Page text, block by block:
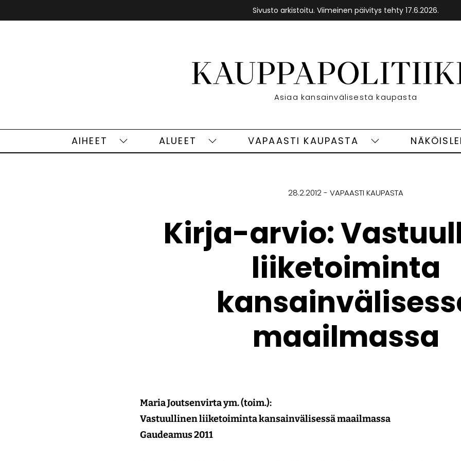
Sivusto arkistoitu. Viimeinen päivitys tehty 17.6.2026.
Etusivu
Asiaa kansainvälisestä kaupasta
AIHEET
Aiheet
ALUEET
Alueet
VAPAASTI KAUPASTA
Vapaasti
28.2.2012 VAPAASTI KAUPASTA
Kirja-arvio:
liiketoiminta
maailmassa
Maria Joutsenvirta ym. (toim.):
Vastuullinen liiketoiminta kansainvälisessä maailmassa
Gaudeamus 2011